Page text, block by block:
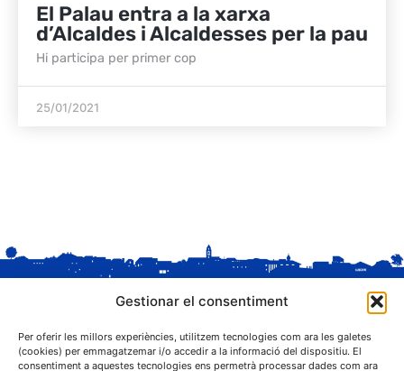
Gestionar el consentiment
Per oferir les millors experiències, utilitzem tecnologies com ara les galetes
(cookies) per emmagatzemar i/o accedir a la informació del dispositiu. El
consentiment a aquestes tecnologies ens permetrà processar dades com ara
El Palau entra a la xarxa
d’Alcaldes i Alcaldesses per la pau
Hi participa per primer cop
25/01/2021